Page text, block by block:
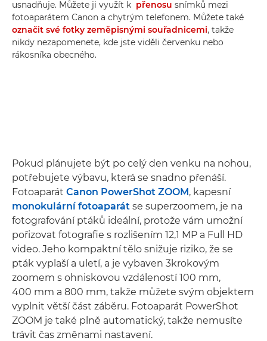
usnadňuje. Můžete ji využít k přenosu snímků mezi
fotoaparátem Canon a chytrým telefonem. Můžete také
označit své fotky zeměpisnými souřadnicemi, takže
nikdy nezapomenete, kde jste viděli červenku nebo
rákosníka obecného.
Pokud plánujete být po celý den venku na nohou,
potřebujete výbavu, která se snadno přenáší.
Fotoaparát Canon PowerShot ZOOM, kapesní
monokulární fotoaparát se superzoomem, je na
fotografování ptáků ideální, protože vám umožní
pořizovat fotografie s rozlišením 12,1 MP a Full HD
video. Jeho kompaktní tělo snižuje riziko, že se
pták vyplaší a uletí, a je vybaven 3krokovým
zoomem s ohniskovou vzdáleností 100 mm,
400 mm a 800 mm, takže můžete svým objektem
vyplnit větší část záběru. Fotoaparát PowerShot
ZOOM je také plně automatický, takže nemusíte
trávit čas změnami nastavení.